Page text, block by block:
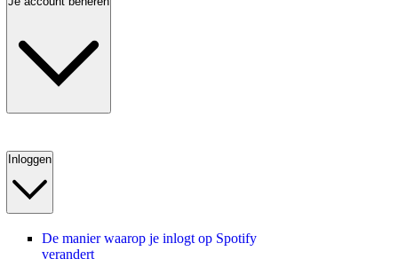
Inloggen
De manier waarop je inlogt op Spotify
verandert